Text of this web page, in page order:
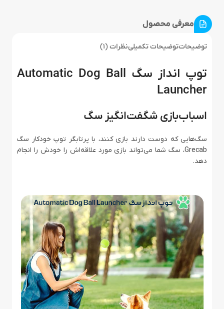
معرفی محصول
توضیحاتتوضیحات تکمیلینظرات (1)
توپ انداز سگ Automatic Dog Ball
Launcher
اسباب‌بازی شگفت‌انگیز سگ
سگ‌هایی که دوست دارند بازی کنند، با پرتابگر توپ خودکار سگ
Grecab، سگ شما می‌تواند بازی مورد علاقه‌اش را خودش را انجام
دهد.